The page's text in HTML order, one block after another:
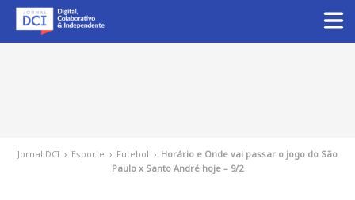
Jornal DCI › Esporte › Futebol › Horário e Onde vai passar o jogo do São
Paulo x Santo André hoje – 9/2